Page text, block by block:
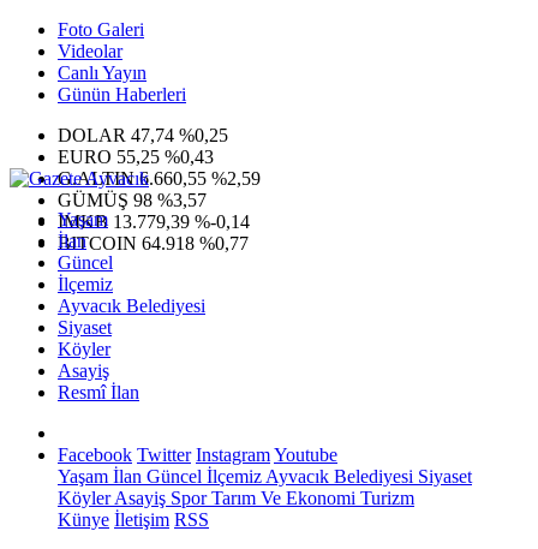
Foto Galeri
Videolar
Canlı Yayın
Günün Haberleri
DOLAR 47,74 %0,25
EURO 55,25 %0,43
G.ALTIN6.660,55 %2,59
GÜMÜŞ 98 %3,57
IMKB 13.779,39 %-0,14
BITCOIN 64.918 %0,77
Yaşam
İlan
Güncel
İlçemiz
Ayvacık Belediyesi
Siyaset
Köyler
Asayiş
Resmî İlan
Facebook Twitter InstagramYoutube
Yaşam İlan Güncel İlçemiz Ayvacık Belediyesi Siyaset
KöylerAsayiş SporTarım Ve Ekonomi Turizm
Künye İletişim RSS